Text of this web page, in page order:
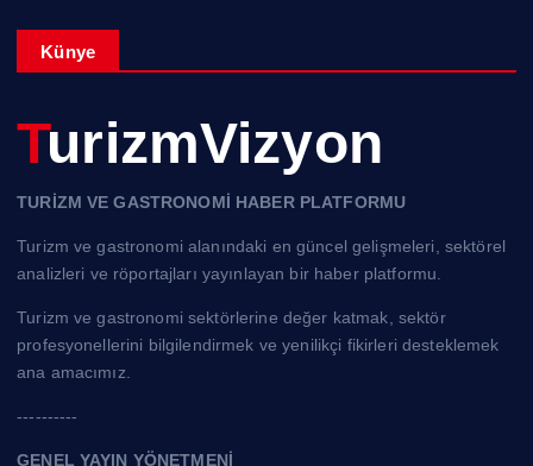
Künye
TurizmVizyon
TURİZM VE GASTRONOMİ HABER PLATFORMU
Turizm ve gastronomi alanındaki en güncel gelişmeleri, sektörel
analizleri ve röportajları yayınlayan bir haber platformu.
Turizm ve gastronomi sektörlerine değer katmak, sektör
profesyonellerini bilgilendirmek ve yenilikçi fikirleri desteklemek
ana amacımız.
----------
GENEL YAYIN YÖNETMENİ